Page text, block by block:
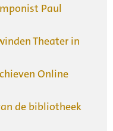
Paul
Theater in
Online
de bibliotheek